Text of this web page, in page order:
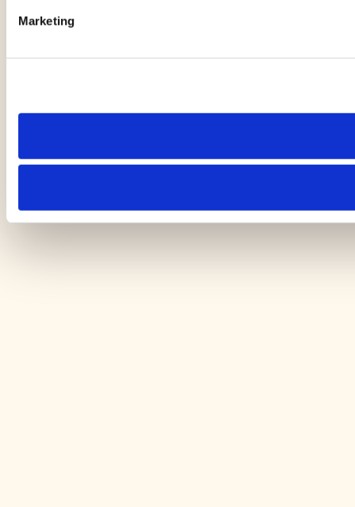
Marketing